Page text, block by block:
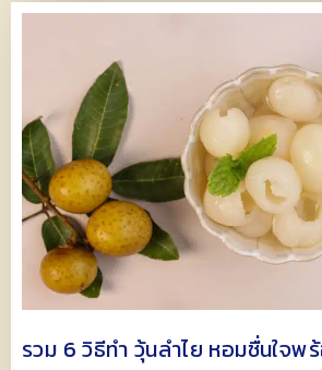
รวม 6 วิธีทำ วุ้นลำไย หอมชื่นใจพ